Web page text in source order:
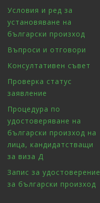
Условия и ред за
установяване на
български произход
Въпроси и отговори
Консултативен съвет
Проверка статус
заявление
Процедура по
удостоверяване на
български произход на
лица, кандидатстващи
за виза Д
Запис за удостоверение
за български произход